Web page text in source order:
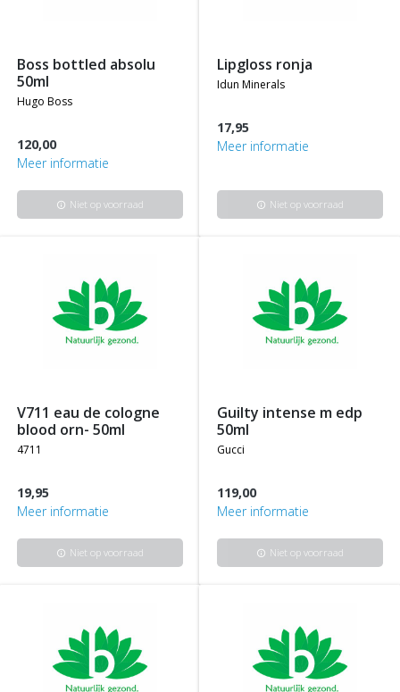
boss bottled absolu
50ml
hugo boss
120,00
Meer informatie
info Niet op voorraad
lipgloss ronja
idun minerals
17,95
Meer informatie
info Niet op voorraad
v711 eau de cologne
blood orn- 50ml
4711
19,95
Meer informatie
info Niet op voorraad
guilty intense m edp
50ml
gucci
119,00
Meer informatie
info Niet op voorraad